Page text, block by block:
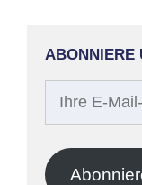
ABONNIERE
Adresse